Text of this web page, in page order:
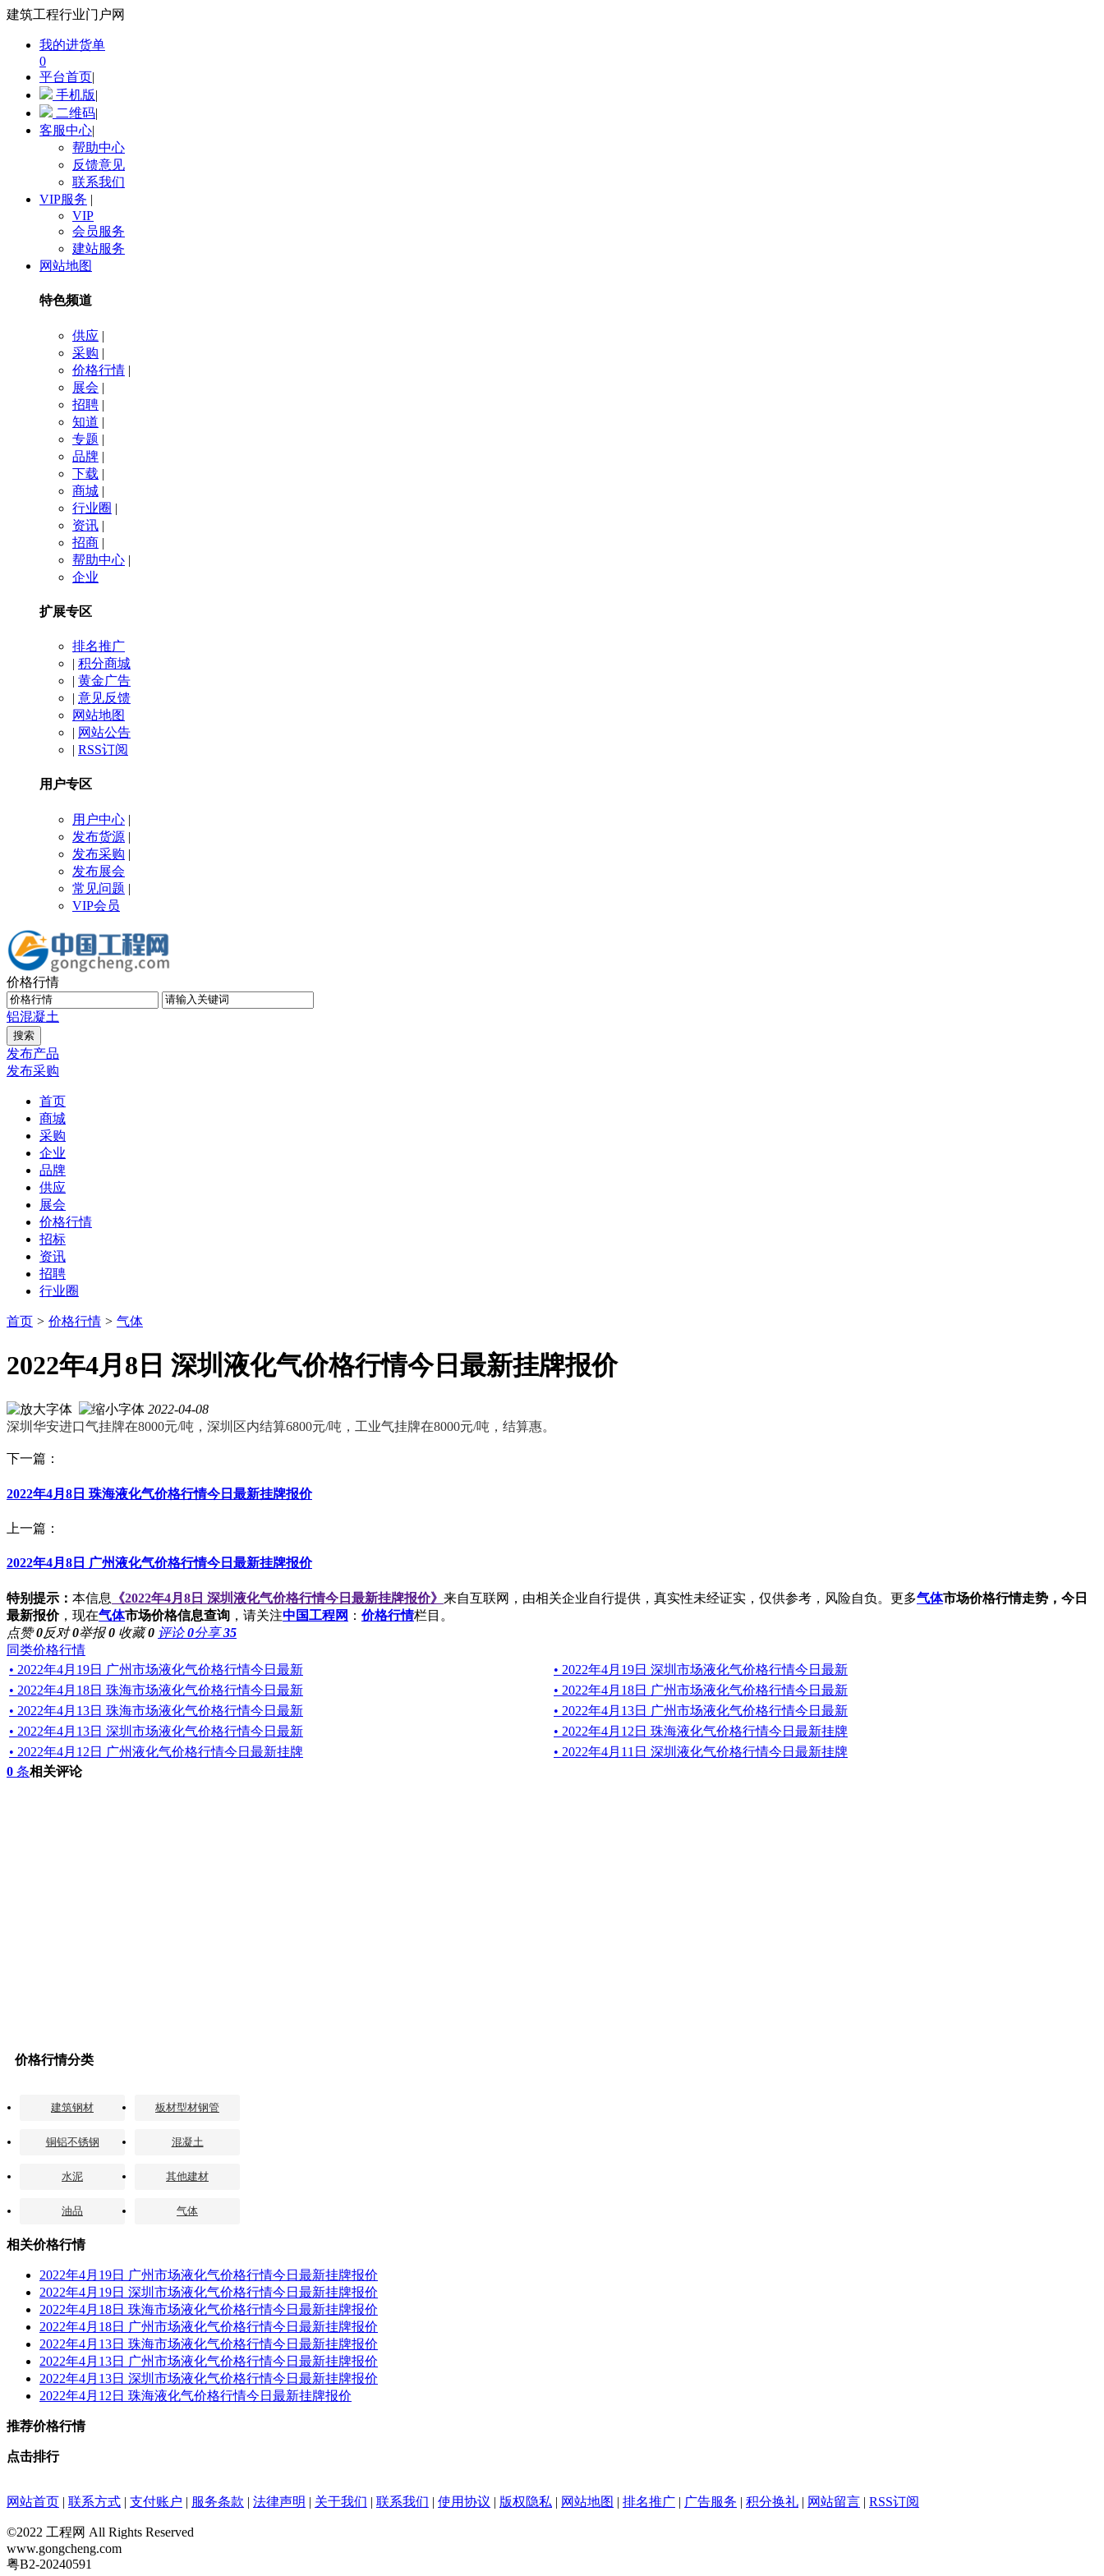
建筑工程行业门户网
我的进货单
0
平台首页|
手机版|
二维码|
客服中心|
帮助中心
反馈意见
联系我们
VIP服务 |
VIP
会员服务
建站服务
网站地图
特色频道
供应 |
采购 |
价格行情 |
展会 |
招聘 |
知道 |
专题 |
品牌 |
下载 |
商城 |
行业圈 |
资讯 |
招商 |
帮助中心 |
企业
扩展专区
排名推广
| 积分商城
| 黄金广告
| 意见反馈
网站地图
| 网站公告
| RSS订阅
用户专区
用户中心 |
发布货源 |
发布采购 |
发布展会
常见问题 |
VIP会员
价格行情
铝混凝土
发布产品
发布采购
首页
商城
采购
企业
品牌
供应
展会
价格行情
招标
资讯
招聘
行业圈
首页 > 价格行情 > 气体
2022年4月8日 深圳液化气价格行情今日最新挂牌报价
2022-04-08
深圳华安进口气挂牌在8000元/吨，深圳区内结算6800元/吨，工业气挂牌在8000元/吨，结算惠。
下一篇：
2022年4月8日 珠海液化气价格行情今日最新挂牌报价
上一篇：
2022年4月8日 广州液化气价格行情今日最新挂牌报价
特别提示： 本信息 《2022年4月8日 深圳液化气价格行情今日最新挂牌报价》 来自互联网，由相关企业自行提供，真实性未经证实，仅供参考，风险自负。更多气体市场价格行情走势，今日
最新报价，现在气体市场价格信息查询 ，请关注中国工程网 ： 价格行情栏目。
点赞0反对0举报0 收藏0 评论0分享35
同类价格行情
• 2022年4月19日 广州市场液化气价格行情今日最新
• 2022年4月19日 深圳市场液化气价格行情今日最新
• 2022年4月18日 珠海市场液化气价格行情今日最新
• 2022年4月18日 广州市场液化气价格行情今日最新
• 2022年4月13日 珠海市场液化气价格行情今日最新
• 2022年4月13日 广州市场液化气价格行情今日最新
• 2022年4月13日 深圳市场液化气价格行情今日最新
• 2022年4月12日 珠海液化气价格行情今日最新挂牌
• 2022年4月12日 广州液化气价格行情今日最新挂牌
• 2022年4月11日 深圳液化气价格行情今日最新挂牌
0 条相关评论
价格行情分类
建筑钢材 板材型材钢管
铜铝不锈钢 混凝土
水泥 其他建材
油品 气体
相关价格行情
2022年4月19日 广州市场液化气价格行情今日最新挂牌报价
2022年4月19日 深圳市场液化气价格行情今日最新挂牌报价
2022年4月18日 珠海市场液化气价格行情今日最新挂牌报价
2022年4月18日 广州市场液化气价格行情今日最新挂牌报价
2022年4月13日 珠海市场液化气价格行情今日最新挂牌报价
2022年4月13日 广州市场液化气价格行情今日最新挂牌报价
2022年4月13日 深圳市场液化气价格行情今日最新挂牌报价
2022年4月12日 珠海液化气价格行情今日最新挂牌报价
推荐价格行情
点击排行
网站首页 | 联系方式 | 支付账户 | 服务条款 | 法律声明 | 关于我们 | 联系我们 | 使用协议 | 版权隐私 | 网站地图 | 排名推广 | 广告服务 | 积分换礼 | 网站留言 | RSS订阅
©2022 工程网 All Rights Reserved
www.gongcheng.com
粤B2-20240591